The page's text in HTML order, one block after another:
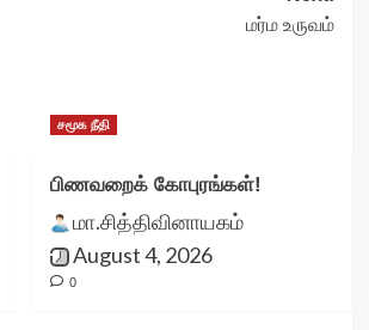
மர்ம உருவம்
சமூக நீதி
பிணவறைக் கோபுரங்கள்!
மா.சித்திவினாயகம்
August 4, 2026
0
இடத்தில் பார்க்கும்
உருவாக்கியமைக்கு
வாழ்த்தும் நன்றியும்.